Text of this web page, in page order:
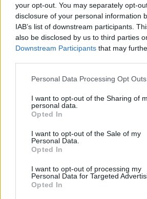
your opt-out. You may separately opt-
disclosure of your personal information
IAB’s list of downstream participants.
also be disclosed by us to third parties
Downstream Participants that may
Personal Data Processing Opt Outs
I want to opt-out of the Sharing of
personal data.
Opted In
I want to opt-out of the Sale of my
Personal Data.
Opted In
I want to opt-out of processing my
Personal Data for Targeted
Opted In
Tetszett a cikk? Kövess minket a
lemaradni a fontos